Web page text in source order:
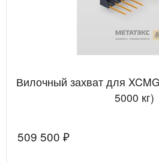
Вилочный захват для
5000 кг)
509 500 ₽